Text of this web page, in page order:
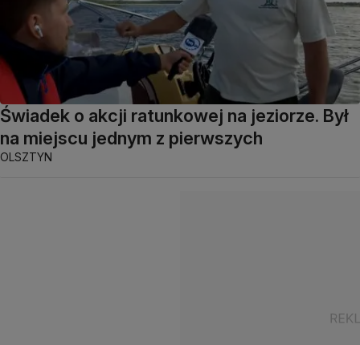
Świadek o akcji ratunkowej na jeziorze. Był
na miejscu jednym z pierwszych
OLSZTYN